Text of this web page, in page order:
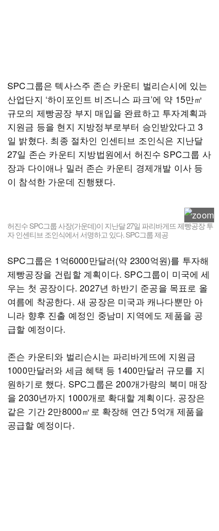
SPC그룹은 텍사스주 존슨 카운티 벌리슨시에 있는
산업단지 ‘하이포인트 비즈니스 파크’에 약 15만㎡
규모의 제빵공장 부지 매입을 완료하고 투자계획과
지원금 등을 현지 지방정부로부터 승인받았다고 3
일 밝혔다. 최종 절차인 인센티브 조인식은 지난달
27일 존슨 카운티 지방법원에서 허진수 SPC그룹 사
장과 다이애나 밀러 존슨 카운티 경제개발 이사 등
이 참석한 가운데 진행됐다.
허진수 SPC그룹 사장(가운데)이 지난달 27일 파리바게뜨 제빵공장 투
자 인센티브 조인식에서 서명하고 있다. SPC그룹 제공
SPC그룹은 1억6000만달러(약 2300억원)를 투자해
제빵공장을 건립할 계획이다. SPC그룹이 미국에 세
우는 첫 공장이다. 2027년 하반기 준공을 목표로 올
여름에 착공한다. 새 공장은 미국과 캐나다뿐만 아
니라 향후 진출 예정인 중남미 지역에도 제품을 공
급할 예정이다.
존슨 카운티와 벌리슨시는 파리바게뜨에 지원금
1000만달러와 세금 혜택 등 1400만달러 규모를 지
원하기로 했다. SPC그룹은 200개가량의 북미 매장
을 2030년까지 1000개로 확대할 계획이다. 공장은
같은 기간 2만8000㎡로 확장해 연간 5억개 제품을
공급할 예정이다.